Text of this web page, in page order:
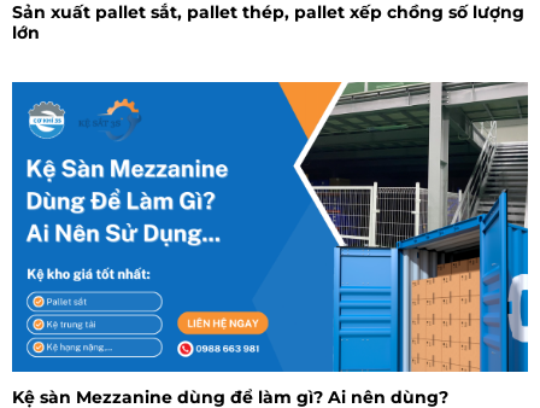
Sản xuất pallet sắt, pallet thép, pallet xếp chồng số lượng
lớn
Kệ sàn Mezzanine dùng để làm gì? Ai nên dùng?